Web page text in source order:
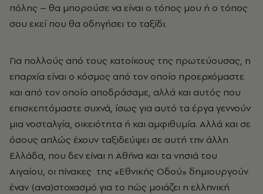
πόλης – θα µπορούσε να είναι ο τόπος µου ή ο τόπος
σου εκεί που θα οδηγήσει το ταξίδι.
Για πολλούς από τους κατοίκους της πρωτεύουσας, η
επαρχία είναι ο κόσµος από τον οποίο προερχόµαστε
και από τον οποίο αποδράσαµε, αλλά και αυτός που
επισκεπτόµαστε συχνά, ίσως για αυτό τα έργα γεννούν
µια νοσταλγία, οικειότητα ή και αµφιθυµία. Αλλά και σε
όσους απλώς έχουν ταξιδεύψει σε αυτή την άλλη
Ελλάδα, που δεν είναι η Αθήνα και τα νησιά του
Αιγαίου, οι πίνακες της «Εθνικής Οδού» δηµιουργούν
έναν (ανα)στοχασµό για το πώς µοιάζει η ελληνική